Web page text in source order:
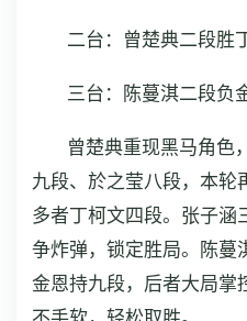
二台：曾楚典二段胜
三台：陈蔓淇二段负
曾楚典重现黑马角色
九段、於之莹八段，本轮
多者丁柯文四段。张子涵
争炸弹，锁定胜局。陈蔓
金恩持九段，后者大局掌